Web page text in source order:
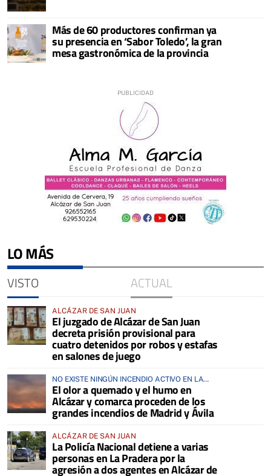
Más de 60 productores confirman ya
su presencia en ‘Sabor Toledo’, la gran
mesa gastronómica de la provincia
LO MÁS
VISTO ACTUAL
ALCÁZAR DE SAN JUAN
El juzgado de Alcázar de San Juan
decreta prisión provisional para
cuatro detenidos por robos y estafas
en salones de juego
NO EXISTE NINGÚN INCENDIO ACTIVO EN LA
COMARCA
El olor a quemado y el humo en
Alcázar y comarca proceden de los
grandes incendios de Madrid y Ávila
ALCÁZAR DE SAN JUAN
La Policía Nacional detiene a varias
personas en La Pradera por la
agresión a dos agentes en Alcázar de